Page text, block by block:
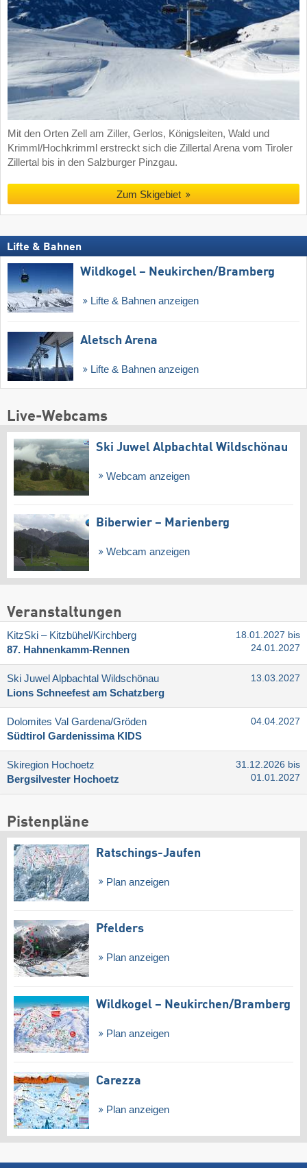
Mit den Orten Zell am Ziller, Gerlos, Königsleiten, Wald und
Krimml/Hochkrimml erstreckt sich die Zillertal Arena vom Tiroler
Zillertal bis in den Salzburger Pinzgau.
Zum Skigebiet
Lifte & Bahnen
Wildkogel – Neukirchen/​Bramberg
Lifte & Bahnen anzeigen
Aletsch Arena
Lifte & Bahnen anzeigen
Live-Webcams
Ski Juwel Alpbachtal Wildschönau
Webcam anzeigen
Biberwier – Marienberg
Webcam anzeigen
Veranstaltungen
KitzSki – Kitzbühel/​Kirchberg
87. Hahnenkamm-Rennen
18.01.2027 bis
24.01.2027
Ski Juwel Alpbachtal Wildschönau
Lions Schneefest am Schatzberg
13.03.2027
Dolomites Val Gardena/​Gröden
Südtirol Gardenissima KIDS
04.04.2027
Skiregion Hochoetz
Bergsilvester Hochoetz
31.12.2026 bis
01.01.2027
Pistenpläne
Ratschings-Jaufen
Plan anzeigen
Pfelders
Plan anzeigen
Wildkogel – Neukirchen/​Bramberg
Plan anzeigen
Carezza
Plan anzeigen